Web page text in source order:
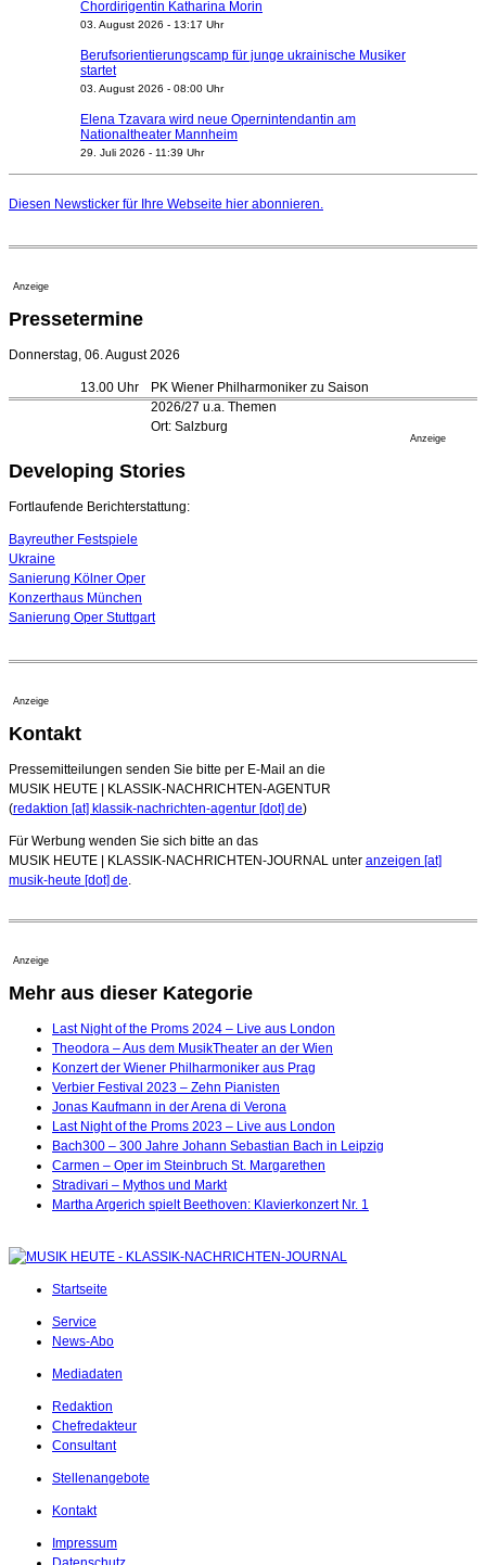
Chordirigentin Katharina Morin
03. August 2026 - 13:17 Uhr
Berufsorientierungscamp für junge ukrainische Musiker
startet
03. August 2026 - 08:00 Uhr
Elena Tzavara wird neue Opernintendantin am
Nationaltheater Mannheim
29. Juli 2026 - 11:39 Uhr
geht 2027
Kammerorchester Heilbronn: Chefdirigent Risto Joost
Opernhäuser gedenken vertriebener jüdischer
Ensemblemitglieder
Festspiele
17. Juli 2026 - 18:03 Uhr
16. Juli 2026 - 22:49 Uhr
Quatuor Ebène wird mit Bremer Musikfest-Preis
04. August 2026 - 13:30 Uhr
Diesen Newsticker für Ihre Webseite hier abonnieren.
Anzeige
Pressetermine
Donnerstag, 06. August 2026
13.00 Uhr
PK Wiener Philharmoniker zu Saison
2026/27 u.a. Themen
Ort: Salzburg
Anzeige
Developing Stories
Fortlaufende Berichterstattung:
Bayreuther Festspiele
Ukraine
Sanierung Kölner Oper
Konzerthaus München
Sanierung Oper Stuttgart
Anzeige
Kontakt
Pressemitteilungen senden Sie bitte per E-Mail an die
MUSIK HEUTE | KLASSIK-NACHRICHTEN-AGENTUR
(redaktion [at] klassik-nachrichten-agentur [dot] de)
Für Werbung wenden Sie sich bitte an das
MUSIK HEUTE | KLASSIK-NACHRICHTEN-JOURNAL unter anzeigen [at]
musik-heute [dot] de
Anzeige
Mehr aus dieser Kategorie
Last Night of the Proms 2024 – Live aus London
Theodora – Aus dem MusikTheater an der Wien
Konzert der Wiener Philharmoniker aus Prag
Verbier Festival 2023 – Zehn Pianisten
Jonas Kaufmann in der Arena di Verona
Last Night of the Proms 2023 – Live aus London
Bach300 – 300 Jahre Johann Sebastian Bach in Leipzig
Carmen – Oper im Steinbruch St. Margarethen
Stradivari – Mythos und Markt
Martha Argerich spielt Beethoven: Klavierkonzert Nr. 1
Startseite
Service
News-Abo
Mediadaten
Redaktion
Chefredakteur
Consultant
Stellenangebote
Kontakt
Impressum